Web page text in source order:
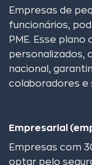
Empresas de
funcionários,
PME. Esse
personalizados,
nacional,
colaboradores e
Empresarial
Empresas com
optar pelo